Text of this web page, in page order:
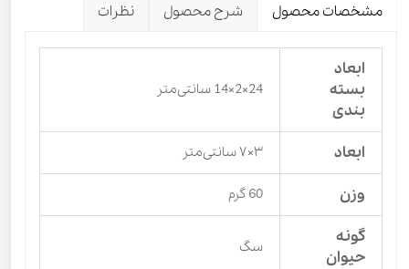
مشخصات محصول شرح محصول نظرات
ابعاد
بسته
بندی
24×2×14 سانتی‌متر
ابعاد ۳×۷ سانتی‌متر
وزن 60 گرم
گونه
حیوان
سگ